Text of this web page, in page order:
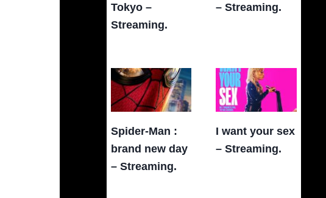
Tokyo –
Streaming.
– Streaming.
Spider-Man :
brand new day
– Streaming.
I want your sex
– Streaming.